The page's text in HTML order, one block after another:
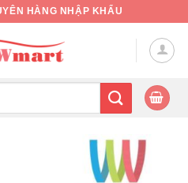
HÀNG NHẬP KHẨU